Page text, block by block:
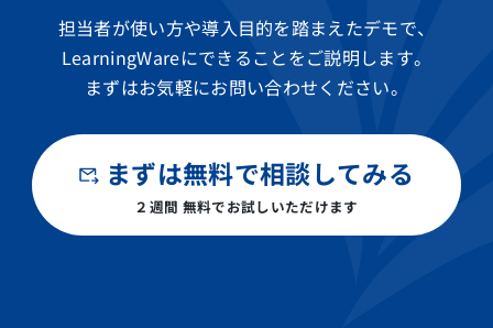
担当者が使い方や導入目的を踏まえたデモで、
LearningWareにできることをご説明します。
まずはお気軽にお問い合わせください。
まずは無料で相談してみる
２週間 無料でお試しいただけます